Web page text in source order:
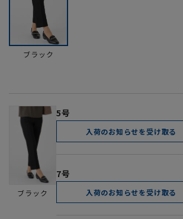
ブラック
ブラック
5号
入荷のお知らせを受け取る
7号
入荷のお知らせを受け取る